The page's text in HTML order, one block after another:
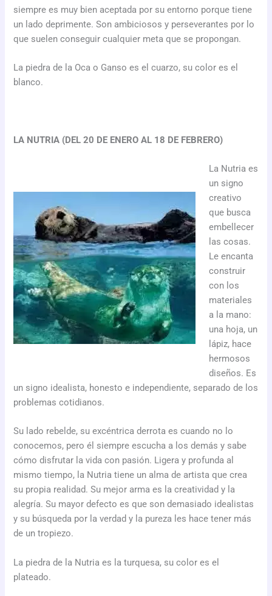
siempre es muy bien aceptada por su entorno porque tiene
un lado deprimente. Son ambiciosos y perseverantes por lo
que suelen conseguir cualquier meta que se propongan.
La piedra de la Oca o Ganso es el cuarzo, su color es el
blanco.
LA NUTRIA (DEL 20 DE ENERO AL 18 DE FEBRERO)
La Nutria es
un signo
creativo
que busca
embellecer
las cosas.
Le encanta
construir
con los
materiales
a la mano:
una hoja, un
lápiz, hace
hermosos
diseños. Es
un signo idealista, honesto e independiente, separado de los
problemas cotidianos.
Su lado rebelde, su excéntrica derrota es cuando no lo
conocemos, pero él siempre escucha a los demás y sabe
cómo disfrutar la vida con pasión. Ligera y profunda al
mismo tiempo, la Nutria tiene un alma de artista que crea
su propia realidad. Su mejor arma es la creatividad y la
alegría. Su mayor defecto es que son demasiado idealistas
y su búsqueda por la verdad y la pureza les hace tener más
de un tropiezo.
La piedra de la Nutria es la turquesa, su color es el
plateado.